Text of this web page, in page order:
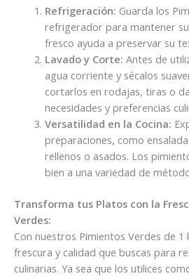
Refrigeración: Guarda los
refrigerador para mantener
fresco ayuda a preservar su
Lavado y Corte: Antes de
agua corriente y sécalos
cortarlos en rodajas, tiras o
necesidades y preferencias
Versatilidad en la Cocina:
preparaciones, como
rellenos o asados. Los
bien a una variedad de
Transforma tus Platos con la
Verdes:
Con nuestros Pimientos Verdes de
frescura y calidad que buscas para
culinarias. Ya sea que los utilices